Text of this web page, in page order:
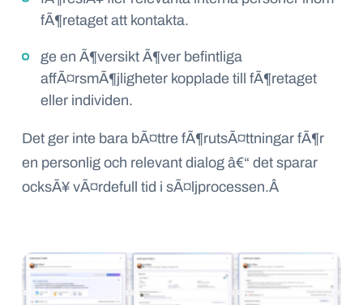
fÃ¶retaget att kontakta.
ge en Ã¶versikt Ã¶ver befintliga
affÃ¤rsmÃ¶jligheter kopplade till fÃ¶retaget
eller individen.
Det ger inte bara bÃ¤ttre fÃ¶rutsÃ¤ttningar fÃ¶r
en personlig och relevant dialog â€“ det sparar
ocksÃ¥ vÃ¤rdefull tid i sÃ¤ljprocessen.Â